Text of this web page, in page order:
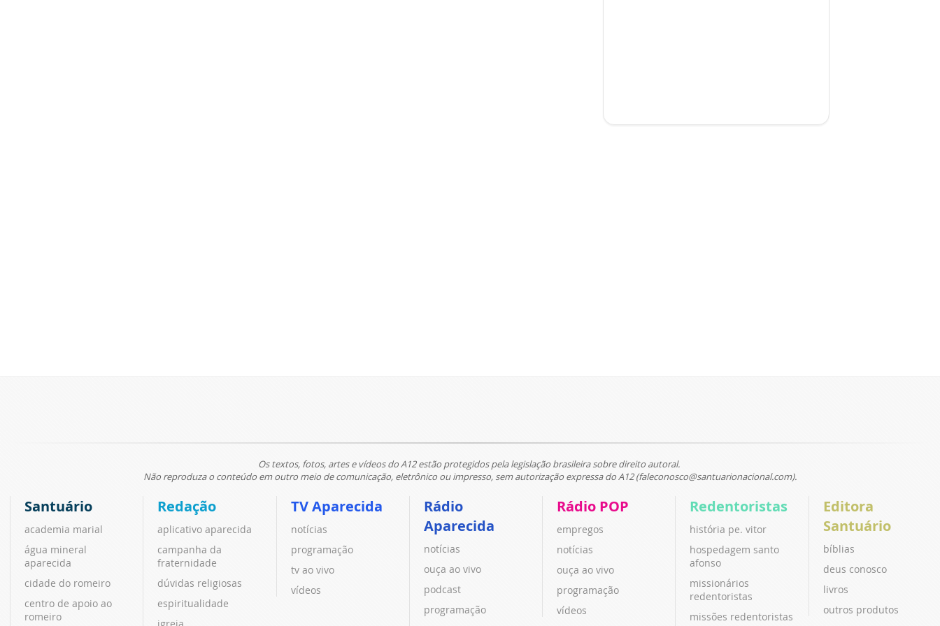
Os textos, fotos, artes e vídeos do A12 estão protegidos pela legislação brasileira sobre direito autoral.
Não reproduza o conteúdo em outro meio de comunicação, eletrônico ou impresso, sem autorização expressa do A12 (faleconosco@santuarionacional.com).
Santuário
academia marial
água mineral
aparecida
cidade do romeiro
centro de apoio ao
romeiro
Redação
aplicativo aparecida
campanha da
fraternidade
dúvidas religiosas
espiritualidade
igreja
TV Aparecida
notícias
programação
tv ao vivo
vídeos
Rádio
Aparecida
notícias
ouça ao vivo
podcast
programação
Rádio POP
empregos
notícias
ouça ao vivo
programação
vídeos
Redentoristas
história pe. vitor
hospedagem santo
afonso
missionários
redentoristas
missões redentoristas
Editora
Santuário
bíblias
deus conosco
livros
outros produtos